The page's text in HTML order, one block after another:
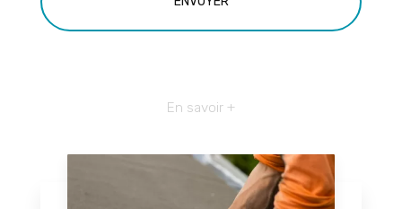
En savoir +